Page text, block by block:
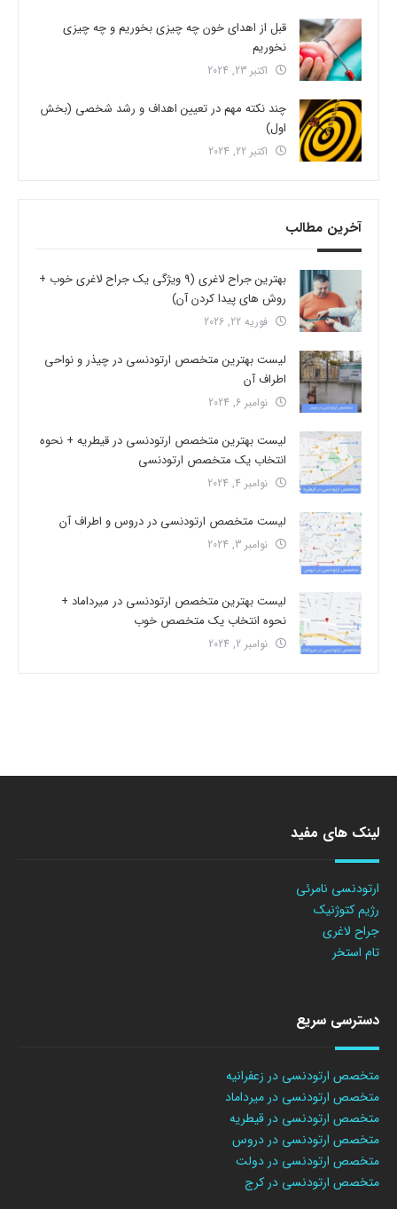
قبل از اهدای خون چه چیزی بخوریم و چه چیزی
نخوریم
اکتبر 23, 2024
چند نکته مهم در تعیین اهداف و رشد شخصی (بخش
اول)
اکتبر 22, 2024
آخرین مطالب
بهترین جراح لاغری (9 ویژگی یک جراح لاغری خوب +
روش های پیدا کردن آن)
فوریه 22, 2026
لیست بهترین متخصص ارتودنسی در چیذر و نواحی
اطراف آن
نوامبر 6, 2024
لیست بهترین متخصص ارتودنسی در قیطریه + نحوه
انتخاب یک متخصص ارتودنسی
نوامبر 4, 2024
لیست متخصص ارتودنسی در دروس و اطراف آن
نوامبر 3, 2024
لیست بهترین متخصص ارتودنسی در میرداماد +
نحوه انتخاب یک متخصص خوب
نوامبر 2, 2024
لینک های مفید
ارتودنسی نامرئی
رژیم کتوژنیک
جراح لاغری
تام استخر
دسترسی سریع
متخصص ارتودنسی در زعفرانیه
متخصص ارتودنسی در میرداماد
متخصص ارتودنسی در قیطریه
متخصص ارتودنسی در دروس
متخصص ارتودنسی در دولت
متخصص ارتودنسی در کرج